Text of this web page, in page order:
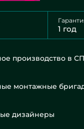
1 год
производство в
монтажные
дизайнеры